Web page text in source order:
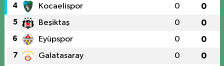
4 Kocaelispor 0 0
5 Beşiktaş 0 0
6 Eyüpspor 0 0
7 Galatasaray 0 0